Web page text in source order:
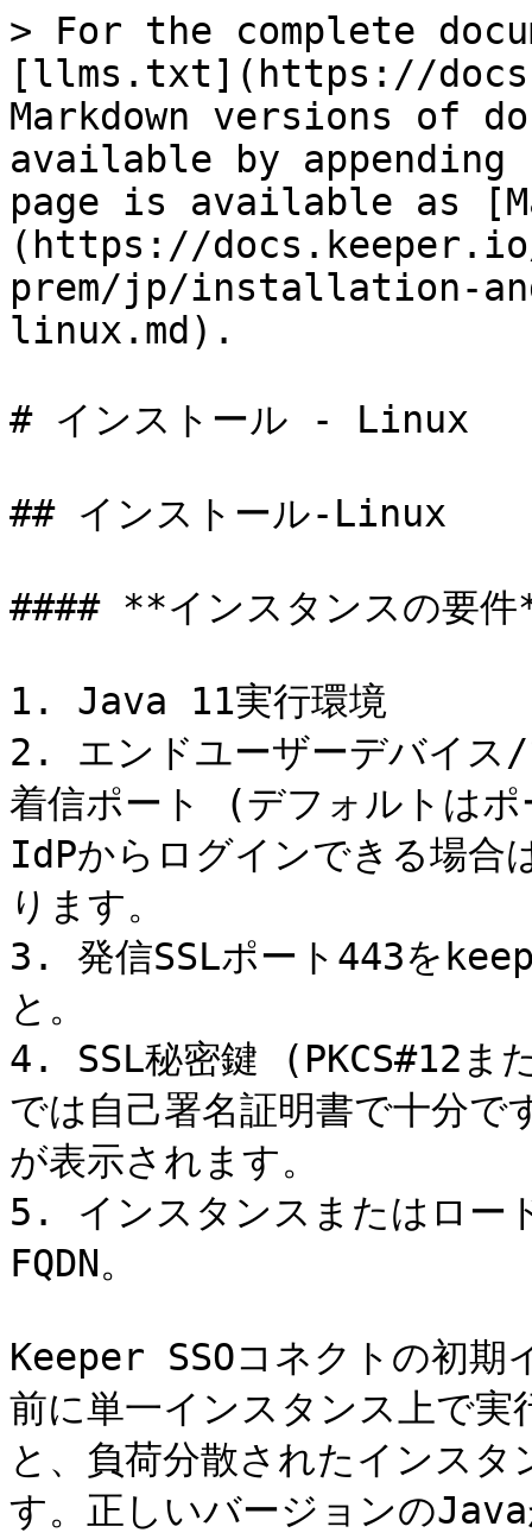
> For the complete
[llms.txt](https://
Markdown versions of
available by
page is available as
(https://
prem/jp/installation-
linux.md).
# インストール - Linux
## インストール-Linux
#### **インスタンスの要
1. Java 11実行環境
2. エンドユーザーデバイス/
着信ポート (デフォルトは
IdPからログインできる場合
ります。
3. 発信SSLポート443を
と。
4. SSL秘密鍵 (PKCS#12ま
では自己署名証明書で十分
が表示されます。
5. インスタンスまたはロー
FQDN。
Keeper SSOコネクトの初期
前に単一インスタンス上で
と、負荷分散されたインス
す。正しいバージョンの